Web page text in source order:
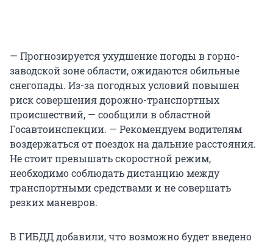
— Прогнозируется ухудшение погоды в горно-
заводской зоне области, ожидаются обильные
снегопады. Из-за погодных условий повышен
риск совершения дорожно-транспортных
происшествий, — сообщили в областной
Госавтоинспекции. — Рекомендуем водителям
воздержаться от поездок на дальние расстояния.
Не стоит превышать скоростной режим,
необходимо соблюдать дистанцию между
транспортными средствами и не совершать
резких маневров.
В ГИБДД добавили, что возможно будет введено